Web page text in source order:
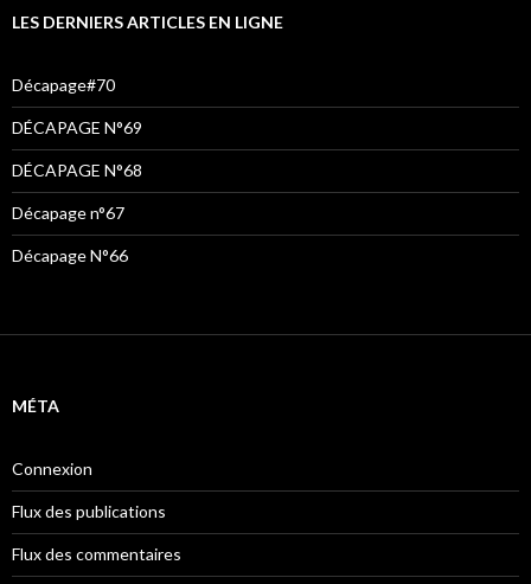
LES DERNIERS ARTICLES EN LIGNE
Décapage#70
DÉCAPAGE N°69
DÉCAPAGE N°68
Décapage n°67
Décapage N°66
MÉTA
Connexion
Flux des publications
Flux des commentaires